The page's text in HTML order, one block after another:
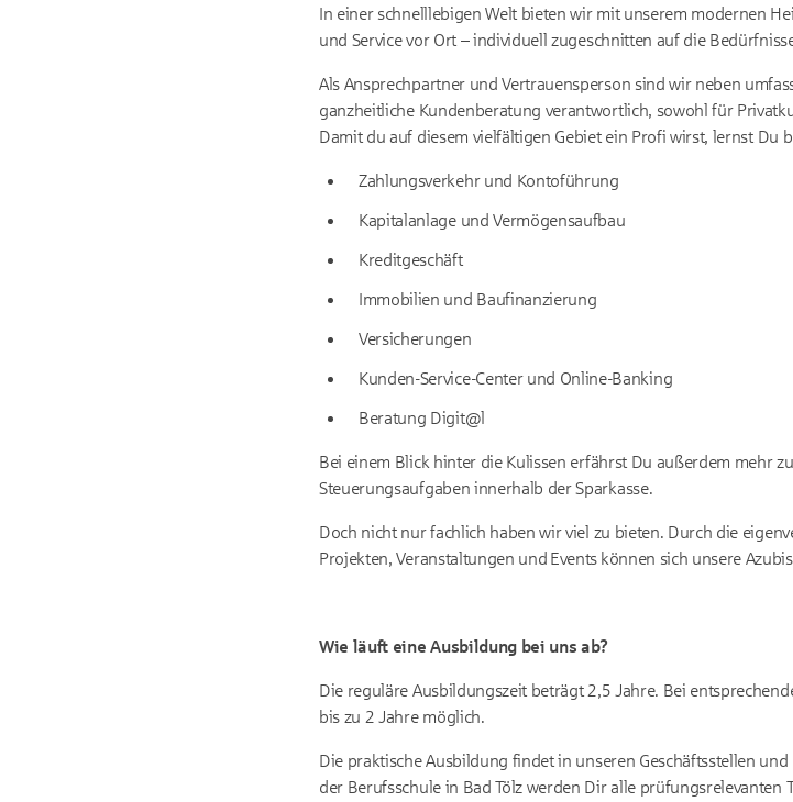
In einer schnelllebigen Welt bieten wir mit unserem modernen
und Service vor Ort – individuell zugeschnitten auf die
Als Ansprechpartner und Vertrauensperson sind wir neben
ganzheitliche Kundenberatung verantwortlich, sowohl für
Damit du auf diesem vielfältigen Gebiet ein Profi wirst, lernst Du
Zahlungsverkehr und Kontoführung
Kapitalanlage und Vermögensaufbau
Kreditgeschäft
Immobilien und Baufinanzierung
Versicherungen
Kunden-Service-Center und Online-Banking
Beratung Digit@l
Bei einem Blick hinter die Kulissen erfährst Du außerdem mehr
Steuerungsaufgaben innerhalb der Sparkasse.
Doch nicht nur fachlich haben wir viel zu bieten. Durch die
Projekten, Veranstaltungen und Events können sich unsere
Wie läuft eine Ausbildung bei uns ab?
Die reguläre Ausbildungszeit beträgt 2,5 Jahre. Bei
bis zu 2 Jahre möglich.
Die praktische Ausbildung findet in unseren Geschäftsstellen
der Berufsschule in Bad Tölz werden Dir alle prüfungsrelevanten